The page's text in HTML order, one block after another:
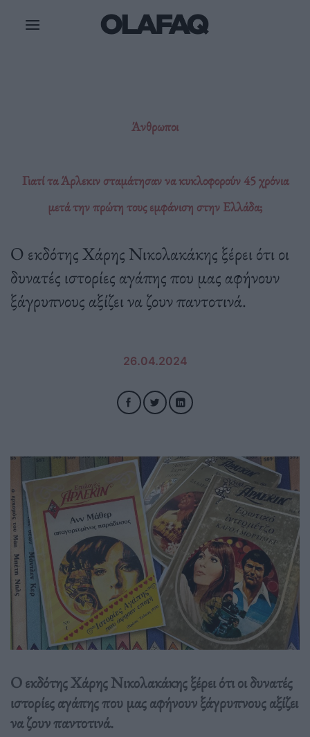
Άνθρωποι
Γιατί τα Άρλεκιν σταμάτησαν να κυκλοφορούν 45 χρόνια
μετά την πρώτη τους εμφάνιση στην Ελλάδα;
Ο εκδότης Χάρης Νικολακάκης ξέρει ότι οι
δυνατές ιστορίες αγάπης που μας αφήνουν
ξάγρυπνους αξίζει να ζουν παντοτινά.
26.04.2024
Ο εκδότης Χάρης Νικολακάκης ξέρει ότι οι δυνατές
ιστορίες αγάπης που μας αφήνουν ξάγρυπνους αξίζει
να ζουν παντοτινά.